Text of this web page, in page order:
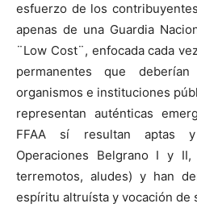
esfuerzo de los
apenas de una Guardia
¨Low Cost¨, enfocada cada
permanentes que
organismos e instituciones
representan auténticas
FFAA sí resultan aptas y
Operaciones Belgrano I y II,
terremotos, aludes) y han
espíritu altruísta y vocación de